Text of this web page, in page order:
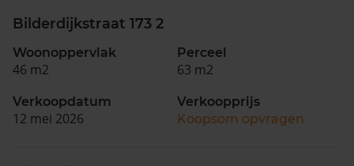
Bilderdijkstraat 173 2
Woonoppervlak
46 m2
Perceel
63 m2
Verkoopdatum
12 mei 2026
Verkoopprijs
Koopsom opvragen